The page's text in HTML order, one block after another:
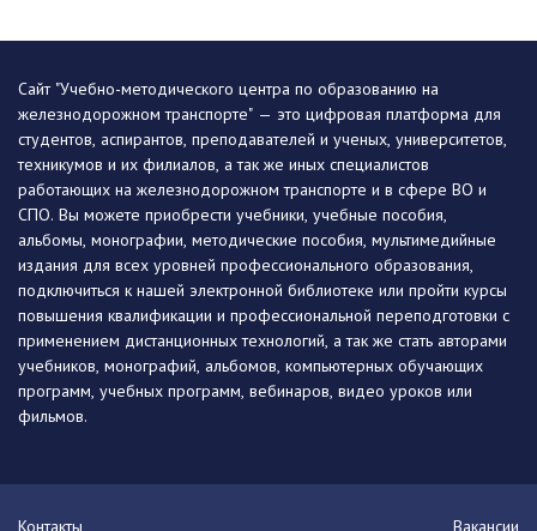
Сайт "Учебно-методического центра по образованию на
железнодорожном транспорте" — это цифровая платформа для
студентов, аспирантов, преподавателей и ученых, университетов,
техникумов и их филиалов, а так же иных специалистов
работающих на железнодорожном транспорте и в сфере ВО и
СПО. Вы можете приобрести учебники, учебные пособия,
альбомы, монографии, методические пособия, мультимедийные
издания для всех уровней профессионального образования,
подключиться к нашей электронной библиотеке или пройти курсы
повышения квалификации и профессиональной переподготовки с
применением дистанционных технологий, а так же стать авторами
учебников, монографий, альбомов, компьютерных обучающих
программ, учебных программ, вебинаров, видео уроков или
фильмов.
Контакты Вакансии